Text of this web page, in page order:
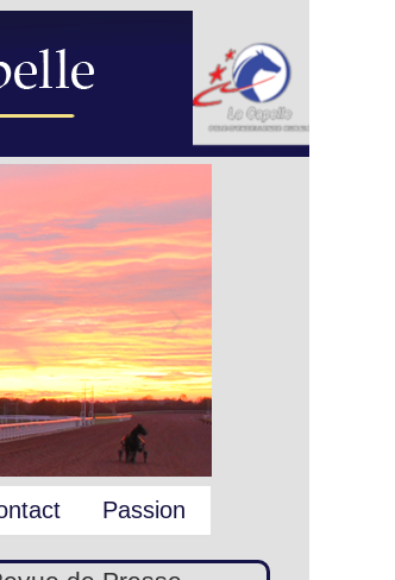
Passion